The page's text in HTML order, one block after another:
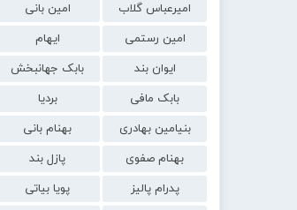
امیرعباس گلاب
امین بانی
امین رستمی
ایهام
ایوان بند
بابک جهانبخش
بابک مافی
بردیا
بنیامین بهادری
بهنام بانی
بهنام صفوی
پازل بند
پدرام پالیز
پویا بیاتی